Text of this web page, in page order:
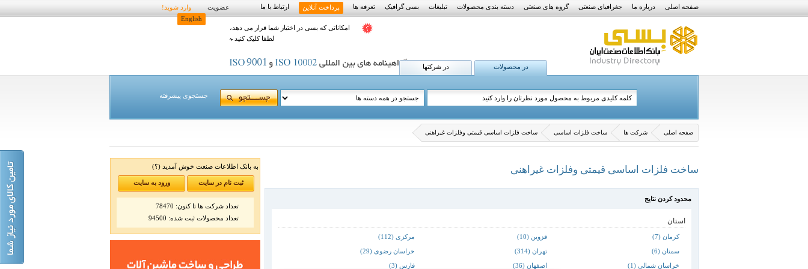
صفحه اصلی درباره ما جغرافیای صنعتی گروه های صنعتی دسته بندی محصولات تبلیغات بسی گرافیک تعرفه ها پرداخت آنلاین ارتباط با ما عضویت
وارد شوید!
English
در محصولات در شرکتها
امکاناتی که بسی در اختیار شما قرار می دهد،
لطفا کلیک کنید
جستجوی پیشرفته
صفحه اصلی شرکت ها ساخت فلزات اساسی ساخت فلزات اساسی قیمتی وفلزات غیراهنی
ساخت فلزات اساسی قیمتی وفلزات غیراهنی
محدود کردن نتایج
استان
کرمان‌ (7) قزوین‌ (10) مرکزی‌ (112)
سمنان‌ (6) تهران‌ (314) خراسان‌ رضوی (29)
خراسان‌ شمالی (1) اصفهان‌ (36) فارس‌ (3)
به بانک اطلاعات صنعت خوش آمدید (؟)
ثبت نام در سایت ورود به سایت
تعداد شرکت ها تا کنون: 78470
تعداد محصولات ثبت شده: 94500